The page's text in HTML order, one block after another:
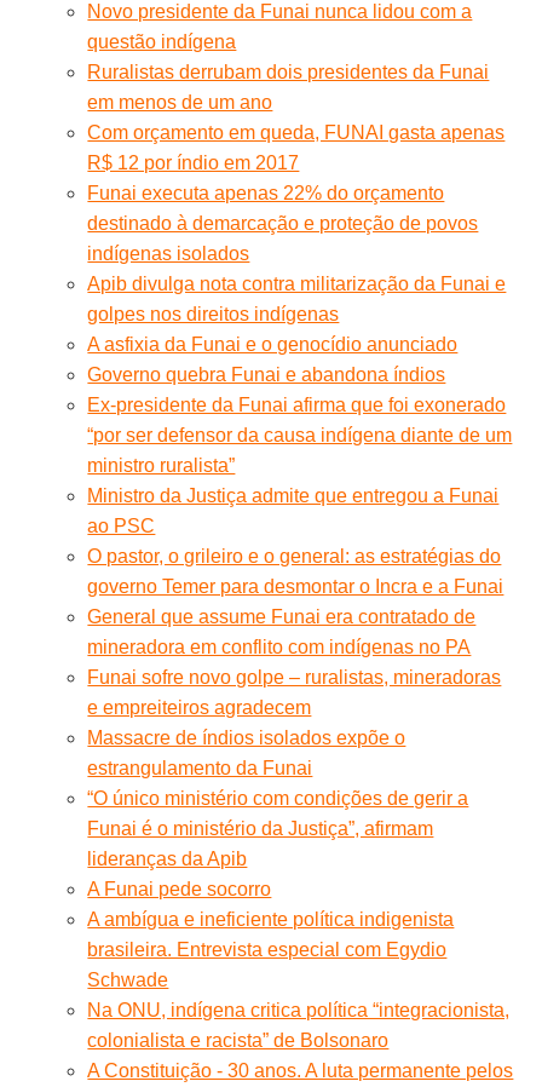
Novo presidente da Funai nunca lidou com a
questão indígena
Ruralistas derrubam dois presidentes da Funai
em menos de um ano
Com orçamento em queda, FUNAI gasta apenas
R$ 12 por índio em 2017
Funai executa apenas 22% do orçamento
destinado à demarcação e proteção de povos
indígenas isolados
Apib divulga nota contra militarização da Funai e
golpes nos direitos indígenas
A asfixia da Funai e o genocídio anunciado
Governo quebra Funai e abandona índios
Ex-presidente da Funai afirma que foi exonerado
“por ser defensor da causa indígena diante de um
ministro ruralista”
Ministro da Justiça admite que entregou a Funai
ao PSC
O pastor, o grileiro e o general: as estratégias do
governo Temer para desmontar o Incra e a Funai
General que assume Funai era contratado de
mineradora em conflito com indígenas no PA
Funai sofre novo golpe – ruralistas, mineradoras
e empreiteiros agradecem
Massacre de índios isolados expõe o
estrangulamento da Funai
“O único ministério com condições de gerir a
Funai é o ministério da Justiça”, afirmam
lideranças da Apib
A Funai pede socorro
A ambígua e ineficiente política indigenista
brasileira. Entrevista especial com Egydio
Schwade
Na ONU, indígena critica política “integracionista,
colonialista e racista” de Bolsonaro
A Constituição - 30 anos. A luta permanente pelos